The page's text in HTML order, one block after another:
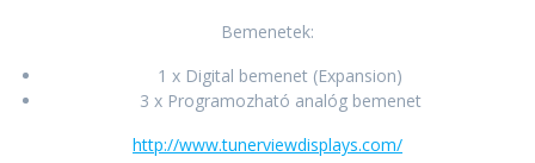
Bemenetek:
1 x Digital bemenet (Expansion)
3 x Programozható analóg bemenet
http://www.tunerviewdisplays.com/